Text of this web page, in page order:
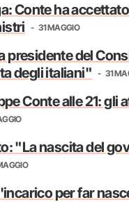
Conte ha
31 MAGGIO
presidente del
degli italiani"
31
Conte alle 21: gli
"La nascita del
per far